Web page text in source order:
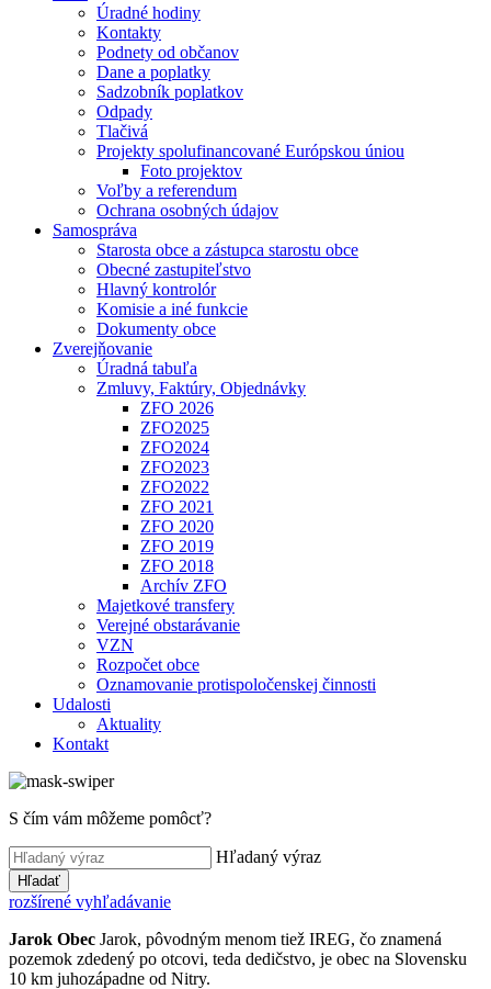
Úradné hodiny
Kontakty
Podnety od občanov
Dane a poplatky
Sadzobník poplatkov
Odpady
Tlačivá
Projekty spolufinancované Európskou úniou
Foto projektov
Voľby a referendum
Ochrana osobných údajov
Samospráva
Starosta obce a zástupca starostu obce
Obecné zastupiteľstvo
Hlavný kontrolór
Komisie a iné funkcie
Dokumenty obce
Zverejňovanie
Úradná tabuľa
Zmluvy, Faktúry, Objednávky
ZFO 2026
ZFO2025
ZFO2024
ZFO2023
ZFO2022
ZFO 2021
ZFO 2020
ZFO 2019
ZFO 2018
Archív ZFO
Majetkové transfery
Verejné obstarávanie
VZN
Rozpočet obce
Oznamovanie protispoločenskej činnosti
Udalosti
Aktuality
Kontakt
S čím vám môžeme pomôcť?
Hľadaný výraz
Hľadať
rozšírené vyhľadávanie
Jarok Obec Jarok, pôvodným menom tiež IREG, čo znamená
pozemok zdedený po otcovi, teda dedičstvo, je obec na Slovensku
10 km juhozápadne od Nitry.